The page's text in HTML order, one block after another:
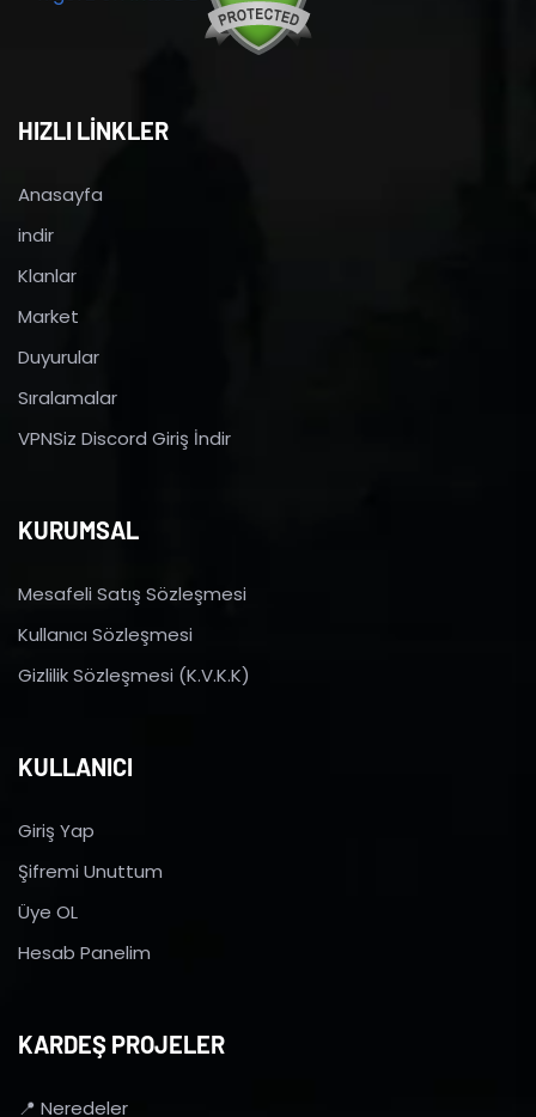
HIZLI LİNKLER
Anasayfa
indir
Klanlar
Market
Duyurular
Sıralamalar
VPNSiz Discord Giriş İndir
KURUMSAL
Mesafeli Satış Sözleşmesi
Kullanıcı Sözleşmesi
Gizlilik Sözleşmesi (K.V.K.K)
KULLANICI
Giriş Yap
Şifremi Unuttum
Üye OL
Hesab Panelim
KARDEŞ PROJELER
📍 Neredeler